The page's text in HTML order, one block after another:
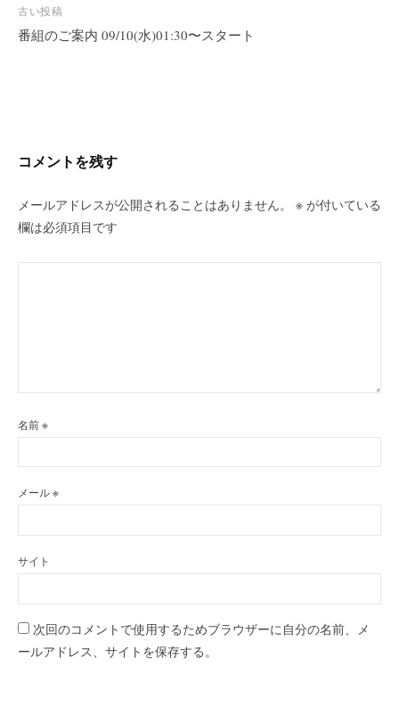
投
稿
シ
ン
古い投稿
番組のご案内 09/10(水)01:30〜スタート
コメントを残す
メールアドレスが公開されることはありません。 ※ が付いている
欄は必須項目です
名前※
メール※
サイト
次回のコメントで使用するためブラウザーに自分の名前、メ
ールアドレス、サイトを保存する。